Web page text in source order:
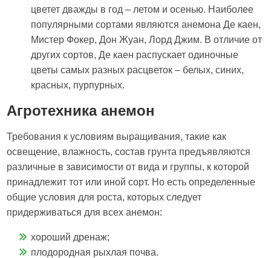
цветет дважды в год – летом и осенью. Наиболее
популярными сортами являются анемона Де каен,
Мистер Фокер, Дон Жуан, Лорд Джим. В отличие от
других сортов, Де каен распускает одиночные
цветы самых разных расцветок – белых, синих,
красных, пурпурных.
Агротехника анемон
Требования к условиям выращивания, такие как
освещение, влажность, состав грунта предъявляются
различные в зависимости от вида и группы, к которой
принадлежит тот или иной сорт. Но есть определенные
общие условия для роста, которых следует
придерживаться для всех анемон:
хороший дренаж;
плодородная рыхлая почва.